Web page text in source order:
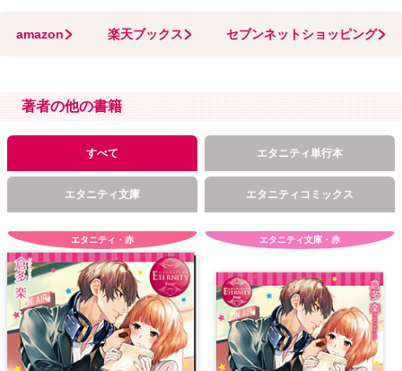
amazon 楽天ブックス セブンネットショッピング
著者の他の書籍
すべて エタニティ単行本
エタニティ文庫 エタニティコミックス
エタニティ・赤 エタニティ文庫・赤